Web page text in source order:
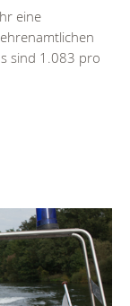
eine
sind 1.083 pro